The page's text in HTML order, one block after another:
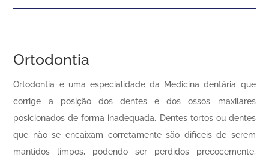
Ortodontia
Ortodontia é uma especialidade da Medicina dentária que
corrige a posição dos dentes e dos ossos maxilares
posicionados de forma inadequada. Dentes tortos ou dentes
que não se encaixam corretamente são difíceis de serem
mantidos limpos, podendo ser perdidos precocemente,